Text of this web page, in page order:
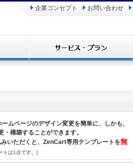
企業コンセプト お問い合わせ
ムページのデザイン変更を簡単に、しかも、
構築することができます。
みいただくと、ZenCart専用テンプレートを無
トは1点です。)